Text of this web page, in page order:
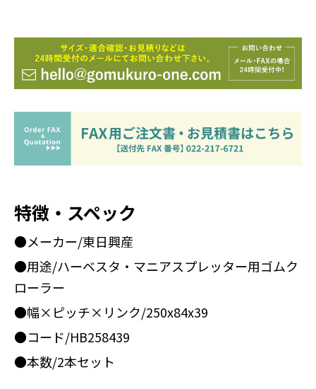
特徴・スペック
●メーカー/東日興産
●用途/ハーベスタ・マニアスプレッター用ゴムク
ローラー
●幅×ピッチ×リンク/250x84x39
●コード/HB258439
●本数/2本セット